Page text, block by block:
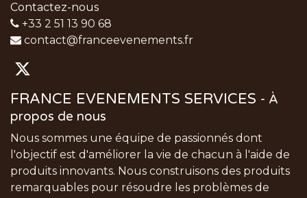
Contactez-nous
+33 2 51 13 90 68
contact@franceevenements.fr
FRANCE EVENEMENTS SERVICES - À
propos de nous
Nous sommes une équipe de passionnés dont
l'objectif est d'améliorer la vie de chacun à l'aide de
produits innovants. Nous construisons des produits
remarquables pour résoudre les problèmes de